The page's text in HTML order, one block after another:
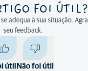
FOI ÚTIL?
adequa à sua situação.
seu feedback.
útil Não foi útil